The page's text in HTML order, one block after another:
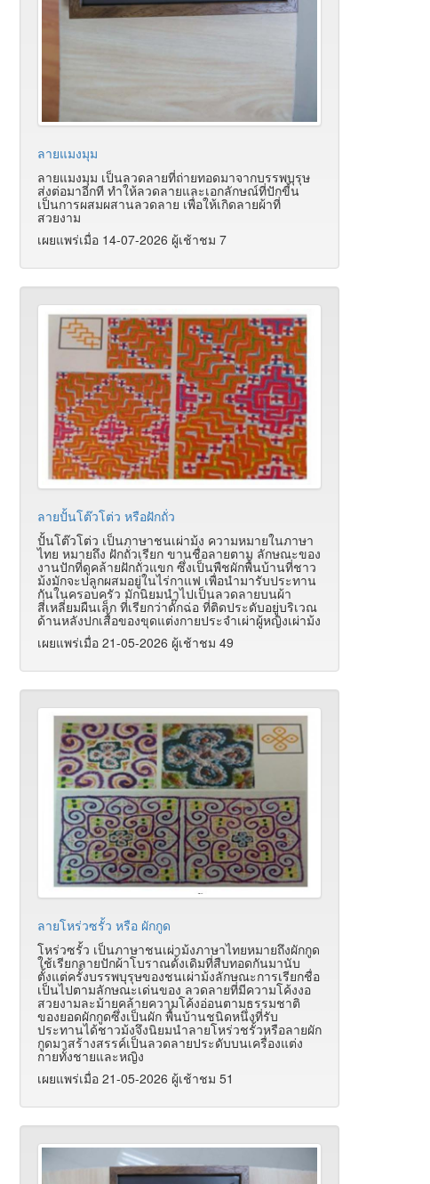
ลายแมงมุม
ลายแมงมุม เป็นลวดลายที่ถ่ายทอดมาจากบรรพบุรุษ
ส่งต่อมาอีกที ทำให้ลวดลายและเอกลักษณ์ที่ปักขี้น
เป็นการผสมผสานลวดลาย เพื่อให้เกิดลายผ้าที่
สวยงาม
เผยแพร่เมื่อ 14-07-2026 ผู้เช้าชม 7
ลายปั้นโต๊วโต่ว หรือฝักถั่ว
ปั้นโต๊วโต่ว เป็นภาษาชนเผ่าม้ง ความหมายในภาษา
ไทย หมายถึง ฝักถั่วเรียก ขานชื่อลายตาม ลักษณะของ
งานปักที่ดูคล้ายฝักถั่วแขก ซึ่งเป็นพืชผักพื้นบ้านที่ชาว
ม้งมักจะปลูกผสมอยู่ในไร่กาแฟ เพื่อนำมารับประทาน
กันในครอบครัว มักนิยมนำไปเป็นลวดลายบนผ้า
สี่เหลี่ยมผืนเล็ก ที่เรียกว่าดั๊กฉ่อ ที่ติดประดับอยู่บริเวณ
ด้านหลังปกเสื้อของขุดแต่งกายประจำเผ่าผู้หญิงเผ่าม้ง
เผยแพร่เมื่อ 21-05-2026 ผู้เช้าชม 49
ลายโหร่วซรั้ว หรือ ผักกูด
โหร่วซรั้ว เป็นภาษาชนเผ่าม้งภาษาไทยหมายถึงผักกูด
ใช้เรียกลายปักผ้าโบราณดั้งเดิมที่สืบทอดกันมานับ
ตั้งแต่ครั้งบรรพบุรุษของชนเผ่าม้งลักษณะการเรียกชื่อ
เป็นไปตามลักษณะเด่นของ ลวดลายที่มีความโค้งงอ
สวยงามละม้ายคล้ายความโค้งอ่อนตามธรรมชาติ
ของยอดผักกูดซึ่งเป็นผัก พื้นบ้านชนิดหนึ่งที่รับ
ประทานได้ชาวม้งจึงนิยมนำลายโหร่วชรั้วหรือลายผัก
กูดมาสร้างสรรค์เป็นลวดลายประดับบนเครื่องแต่ง
กายทั้งชายและหญิง
เผยแพร่เมื่อ 21-05-2026 ผู้เช้าชม 51